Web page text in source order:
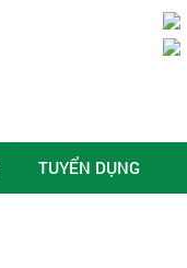
TUYỂN DỤNG